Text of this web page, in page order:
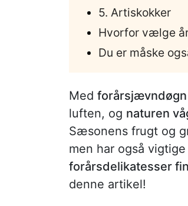
5. Artiskokker
Hvorfor vælge
Du er måske
Med
luften, og naturen
Sæsonens frugt og
men har også
forårsdelikatesser
denne artikel!